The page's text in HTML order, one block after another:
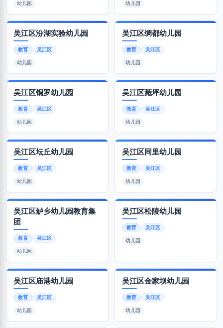
幼儿园 幼儿园
吴江区汾湖实验幼儿园
教育 吴江区
幼儿园
吴江区绸都幼儿园
教育 吴江区
幼儿园
吴江区铜罗幼儿园
教育 吴江区
幼儿园
吴江区菀坪幼儿园
教育 吴江区
幼儿园
吴江区坛丘幼儿园
教育 吴江区
幼儿园
吴江区同里幼儿园
教育 吴江区
幼儿园
吴江区鲈乡幼儿园教育集
团
教育 吴江区
幼儿园
吴江区松陵幼儿园
教育 吴江区
幼儿园
吴江区庙港幼儿园
教育 吴江区
幼儿园
吴江区金家坝幼儿园
教育 吴江区
幼儿园